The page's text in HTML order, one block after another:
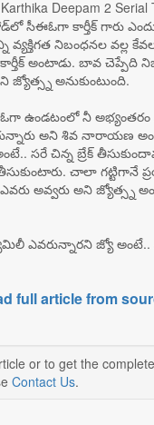
Deepam 2 Serial
సీఈఓగా కార్తీక్ గారు
వ్యక్తిగత నిబంధనల వల్ల
అంటాడు. బావ
జ్యోత్స్న అనుకుంటుంది.
ఉండటంలో నీ
అని శివ నారాయణ
సరే చిన్న బ్రేక్
చాలా గట్టిగానే
అవ్వరు అని జ్యోత్స్న
ఎవరున్నారని జ్యో
full article from
or to get the
Contact Us.